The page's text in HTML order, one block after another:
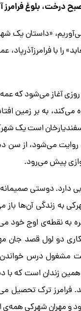
درخت، بلوغ فرامرز
«داستان یک
را با
آغاز می‌شود که عمه
به بر زمین
اسفندیارخان است
روایت می‌شود، از سن
پیش می‌رود.
دارد. دوستی
به زندگی آن‌ها باز
به نقطه‌ی اوج خود
دو لول قصد جان
مشغول درس
زندان است که با
فرامرز ترک
مهران شهرکی همه‌ی